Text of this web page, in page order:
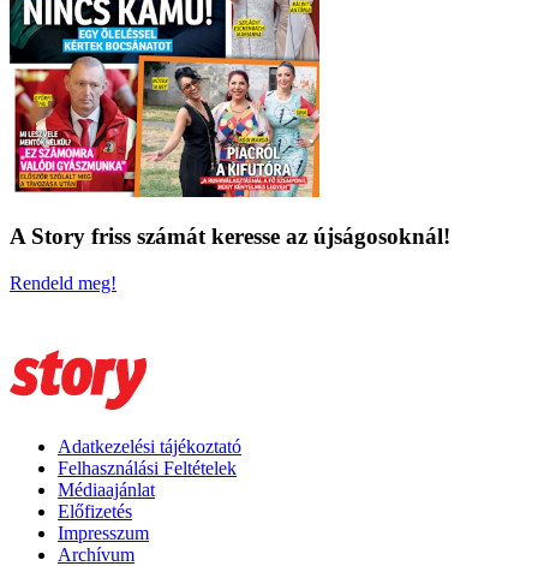
A Story friss számát keresse az újságosoknál!
Rendeld meg!
Adatkezelési tájékoztató
Felhasználási Feltételek
Médiaajánlat
Előfizetés
Impresszum
Archívum